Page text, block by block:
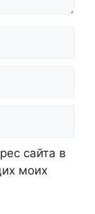
сайта в
моих